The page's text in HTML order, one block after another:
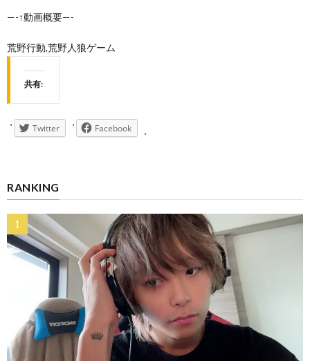
—-↑動画概要—-
荒野行動,荒野人狼ゲーム
共有:
Twitter Facebook
RANKING